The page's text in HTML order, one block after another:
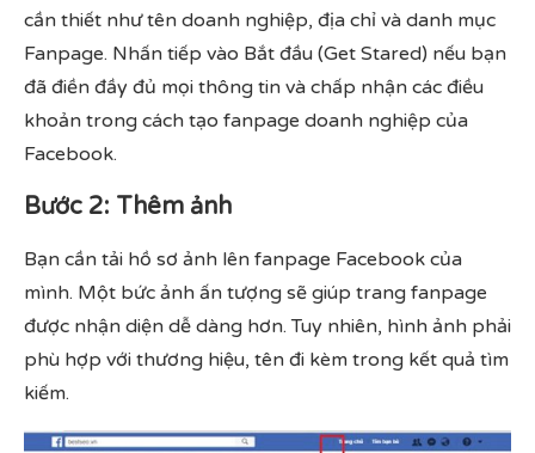
cần thiết như tên doanh nghiệp, địa chỉ và danh mục
Fanpage. Nhấn tiếp vào Bắt đầu (Get Stared) nếu bạn
đã điền đầy đủ mọi thông tin và chấp nhận các điều
khoản trong cách tạo fanpage doanh nghiệp của
Facebook.
Bước 2: Thêm ảnh
Bạn cần tải hồ sơ ảnh lên fanpage Facebook của
mình. Một bức ảnh ấn tượng sẽ giúp trang fanpage
được nhận diện dễ dàng hơn. Tuy nhiên, hình ảnh phải
phù hợp với thương hiệu, tên đi kèm trong kết quả tìm
kiếm.